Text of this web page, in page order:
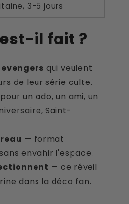
3-5 jours
il fait ?
qui veulent
de leur série culte.
un ado, un ami, un
Saint-
— format
envahir l'espace.
— ce réveil
dans la déco fan.